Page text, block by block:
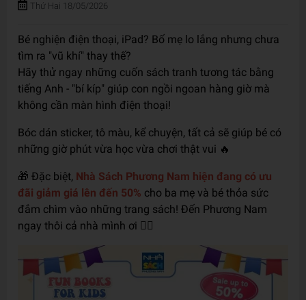
Thứ Hai 18/05/2026
Bé nghiện điện thoại, iPad? Bố mẹ lo lắng nhưng chưa
tìm ra "vũ khí" thay thế?
Hãy thử ngay những cuốn sách tranh tương tác bằng
tiếng Anh - "bí kíp" giúp con ngồi ngoan hàng giờ mà
không cần màn hình điện thoại!
Bóc dán sticker, tô màu, kể chuyện, tất cả sẽ giúp bé có
những giờ phút vừa học vừa chơi thật vui 🔥
🎁 Đặc biệt, Nhà Sách Phương Nam hiện đang có ưu
đãi giảm giá lên đến 50% cho ba mẹ và bé thỏa sức
đắm chìm vào những trang sách! Đến Phương Nam
ngay thôi cả nhà mình ơi 🏃‍♀️